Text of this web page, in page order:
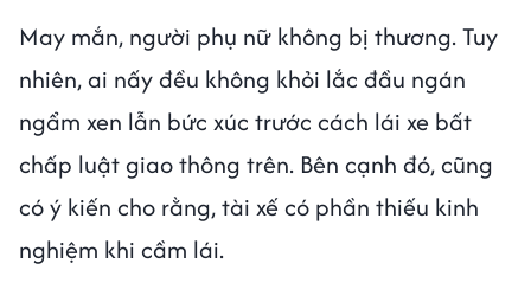
May mắn, người phụ nữ không bị thương. Tuy
nhiên, ai nấy đều không khỏi lắc đầu ngán
ngẩm xen lẫn bức xúc trước cách lái xe bất
chấp luật giao thông trên. Bên cạnh đó, cũng
có ý kiến cho rằng, tài xế có phần thiếu kinh
nghiệm khi cầm lái.